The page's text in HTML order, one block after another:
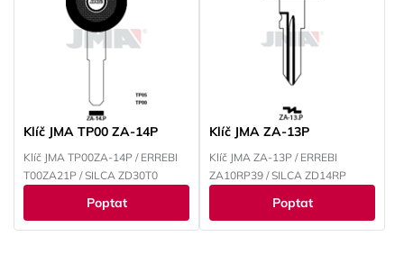
Klíč JMA TP00 ZA-14P
Klíč JMA TP00ZA-14P / ERREBI
T00ZA21P / SILCA ZD30T0
Poptat
Klíč JMA ZA-13P
Klíč JMA ZA-13P / ERREBI
ZA10RP39 / SILCA ZD14RP
Poptat